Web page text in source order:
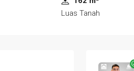
Luas Tanah